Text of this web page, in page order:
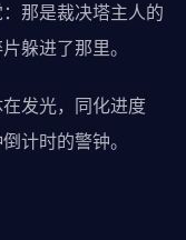
那是裁决塔主人的
躲进了那里。
发光，同化进度
计时的警钟。